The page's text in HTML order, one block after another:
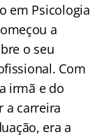
em Psicologia
a
o seu
Com
irmã e do
a carreira
era a